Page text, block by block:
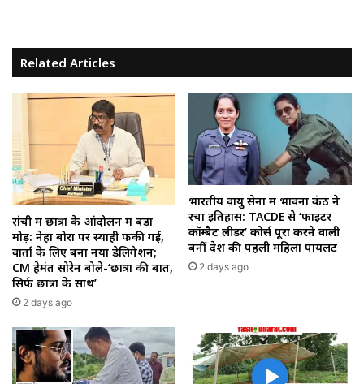
Related Articles
रांची में छात्रों के आंदोलन में बड़ा
मोड़: नेहा बोरा पर स्याही फेंकी गई,
वार्ता के लिए बना नया डेलिगेशन;
CM हेमंत सोरेन बोले-‘छात्रों की बात,
सिर्फ छात्रों के साथ’
2 days ago
भारतीय वायु सेना में भावना कंठ ने
रचा इतिहास: TACDE से ‘फाइटर
कॉम्बैट लीडर’ कोर्स पूरा करने वाली
बनीं देश की पहली महिला पायलट
2 days ago